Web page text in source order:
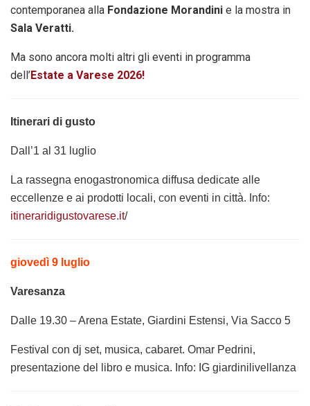
contemporanea alla Fondazione Morandini e la mostra in
Sala Veratti.
Ma sono ancora molti altri gli eventi in programma
dell’Estate a Varese 2026!
Itinerari di gusto
Dall’1 al 31 luglio
La rassegna enogastronomica diffusa dedicate alle
eccellenze e ai prodotti locali, con eventi in città. Info:
itineraridigustovarese.it/
giovedì 9 luglio
Varesanza
Dalle 19.30 – Arena Estate, Giardini Estensi, Via Sacco 5
Festival con dj set, musica, cabaret. Omar Pedrini,
presentazione del libro e musica. Info: IG giardinilivellanza